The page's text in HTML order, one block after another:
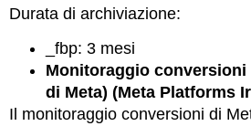
Durata di archiviazione:
_fbp: 3 mesi
Monitoraggio conversioni
di Meta) (Meta Platforms
Il monitoraggio conversioni di